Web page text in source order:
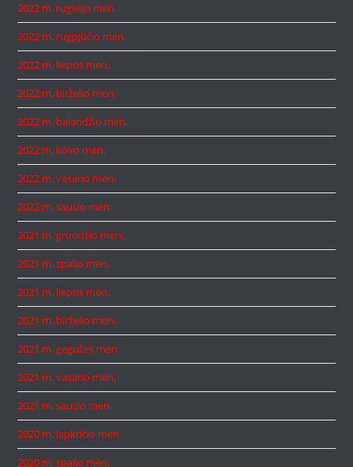
2022 m. rugsėjo mėn.
2022 m. rugpjūčio mėn.
2022 m. liepos mėn.
2022 m. birželio mėn.
2022 m. balandžio mėn.
2022 m. kovo mėn.
2022 m. vasario mėn.
2022 m. sausio mėn.
2021 m. gruodžio mėn.
2021 m. spalio mėn.
2021 m. liepos mėn.
2021 m. birželio mėn.
2021 m. gegužės mėn.
2021 m. vasario mėn.
2021 m. sausio mėn.
2020 m. lapkričio mėn.
2020 m. spalio mėn.